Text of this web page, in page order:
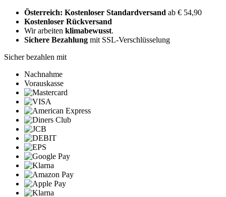
Österreich: Kostenloser Standardversand ab € 54,90
Kostenloser Rückversand
Wir arbeiten klimabewusst.
Sichere Bezahlung mit SSL-Verschlüsselung
Sicher bezahlen mit
Nachnahme
Vorauskasse